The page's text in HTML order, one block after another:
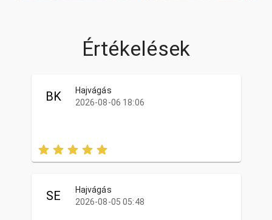
Értékelések
BK
Hajvágás
2026-08-06 18:06
SE
Hajvágás
2026-08-05 05:48